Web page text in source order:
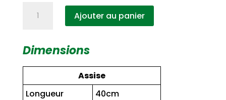
initial
était :
Dt.
actuel
est :
Tapissée
Ajouter au panier
Dimensions
Assise
Longueur
40cm